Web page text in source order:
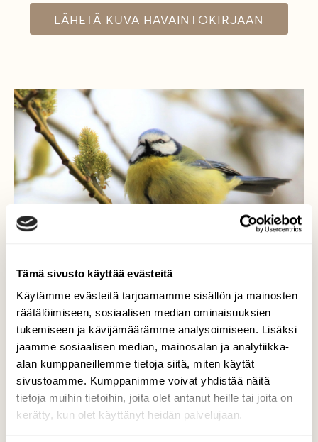
Tämä sivusto käyttää evästeitä
Käytämme evästeitä tarjoamamme sisällön ja mainosten
räätälöimiseen, sosiaalisen median ominaisuuksien
tukemiseen ja kävijämäärämme analysoimiseen. Lisäksi
jaamme sosiaalisen median, mainosalan ja analytiikka-
alan kumppaneillemme tietoja siitä, miten käytät
sivustoamme. Kumppanimme voivat yhdistää näitä
tietoja muihin tietoihin, joita olet antanut heille tai joita on
kerätty, kun olet käyttänyt heidän palvelujaan.
LÄHETÄ KUVA HAVAINTOKIRJAAN
Sinitiaisen laulupuu
Sinitiainen oli valinnut laulupuun sävy sävyyn